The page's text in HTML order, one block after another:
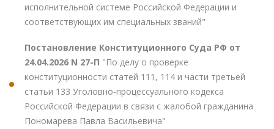
исполнительной системе Российской Федерации и
соответствующих им специальных званий"
Постановление Конституционного Суда РФ от
24.04.2026 N 27-П "По делу о проверке
конституционности статей 111, 114 и части третьей
статьи 133 Уголовно-процессуального кодекса
Российской Федерации в связи с жалобой гражданина
Пономарева Павла Васильевича"